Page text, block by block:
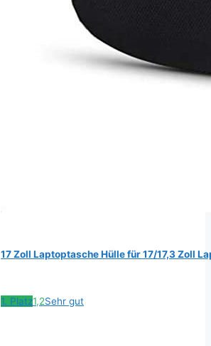
17 Zoll Laptoptasche Hülle für 17/17,3 Zoll
1. Platz1,2Sehr gut